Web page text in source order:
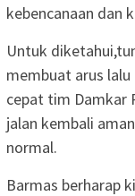
kebencanaan dan
Untuk
membuat arus
cepat tim Damkar
jalan kembali
normal.
Barmas berharap